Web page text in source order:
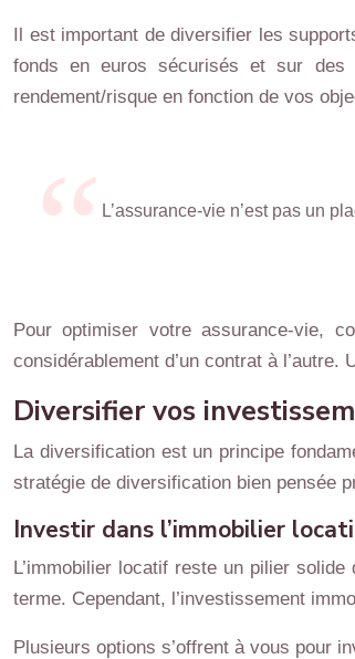
Il est important de diversifier les
fonds en euros sécurisés et sur des
rendement/risque en fonction de vos
L’assurance-vie n’est pas un
Pour optimiser votre assurance-vie,
considérablement d’un contrat à
Diversifier vos
La diversification est un principe
stratégie de diversification bien pensée
Investir dans l’immobilier
L’immobilier locatif reste un pilier
terme. Cependant, l’investissement
Plusieurs options s’offrent à vous pour